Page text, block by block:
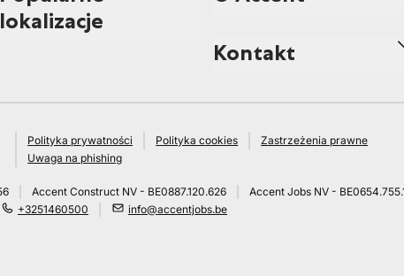
lokalizacje
Kontakt
Polityka prywatności Polityka cookies
Zastrzeżenia prawne
Uwaga na phishing
Accent Construct NV - BE0887.120.626
Accent Jobs NV -
+3251460500 info@accentjobs.be